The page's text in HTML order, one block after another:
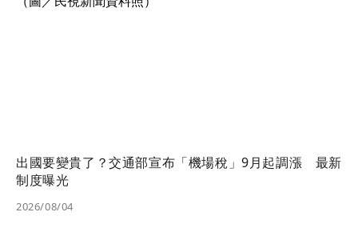
出國要變貴了？交通部宣布「機場稅」9月起調漲 最新
制度曝光
2026/08/04